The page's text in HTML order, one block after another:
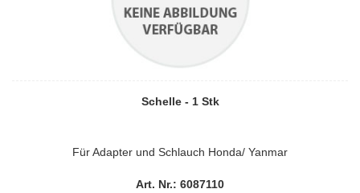
Schelle - 1 Stk
Für Adapter und Schlauch Honda/ Yanmar
Art. Nr.: 6087110